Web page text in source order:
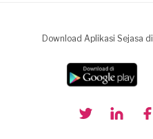
Download Aplikasi Sejasa di